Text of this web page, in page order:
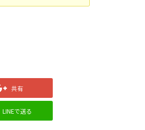
共有
LINEで送る